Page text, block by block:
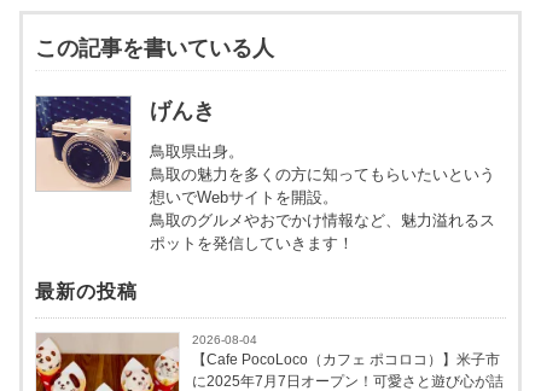
この記事を書いている人
げんき
鳥取県出身。
鳥取の魅力を多くの方に知ってもらいたいという
想いでWebサイトを開設。
鳥取のグルメやおでかけ情報など、魅力溢れるス
ポットを発信していきます！
最新の投稿
2026-08-04
【Cafe PocoLoco（カフェ ポコロコ）】米子市
に2025年7月7日オープン！可愛さと遊び心が詰